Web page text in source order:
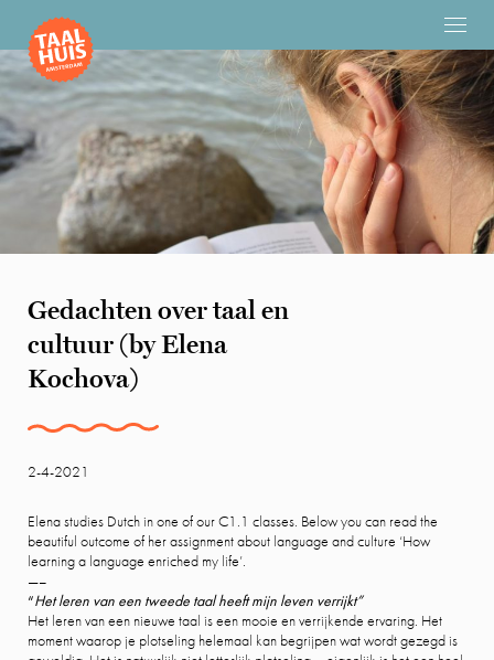
Gedachten over taal en
cultuur (by Elena
Kochova)
2-4-2021
Elena studies Dutch in one of our C1.1 classes. Below you can read the
beautiful outcome of her assignment about language and culture ‘How
learning a language enriched my life’.
—–
“Het leren van een tweede taal heeft mijn leven verrijkt”
Het leren van een nieuwe taal is een mooie en verrijkende ervaring. Het
moment waarop je plotseling helemaal kan begrijpen wat wordt gezegd is